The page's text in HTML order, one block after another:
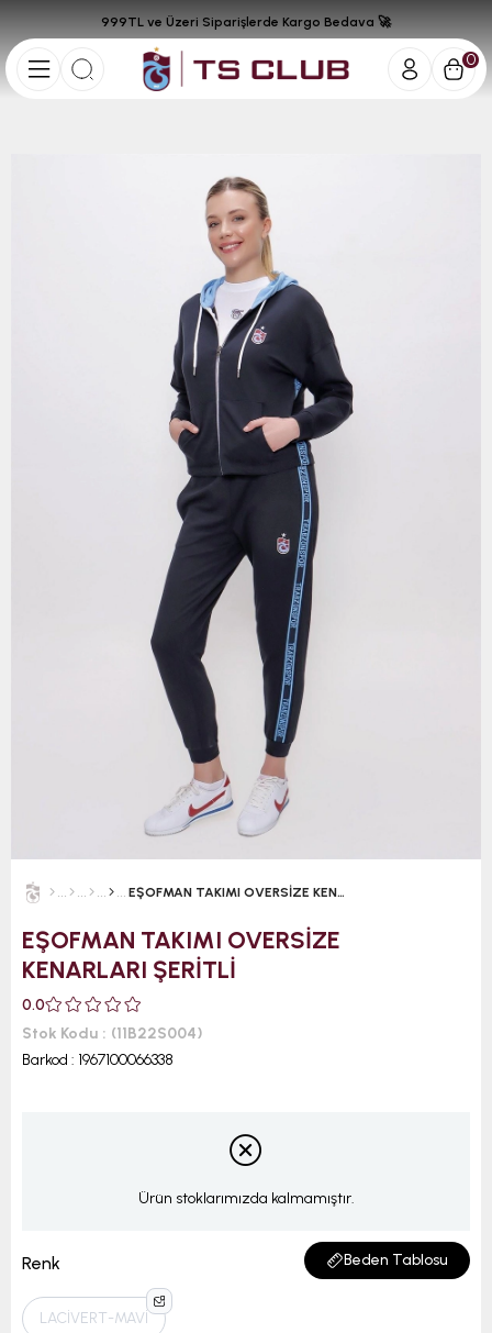
0
999TL ve Üzeri Siparişlerde Kargo Bedava 🚀
EŞOFMAN TAKIMI OVERSİZE KENARLARI ŞERİTLİ
EŞOFMAN TAKIMI OVERSİZE
KENARLARI ŞERİTLİ
0.0
Stok Kodu
(11B22S004)
Barkod : 1967100066338
Ürün stoklarımızda kalmamıştır.
Renk Beden Tablosu
LACİVERT-MAVİ